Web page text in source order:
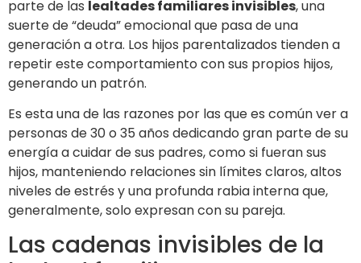
parte de las lealtades familiares invisibles, una
suerte de “deuda” emocional que pasa de una
generación a otra. Los hijos parentalizados tienden a
repetir este comportamiento con sus propios hijos,
generando un patrón.
Es esta una de las razones por las que es común ver a
personas de 30 o 35 años dedicando gran parte de su
energía a cuidar de sus padres, como si fueran sus
hijos, manteniendo relaciones sin límites claros, altos
niveles de estrés y una profunda rabia interna que,
generalmente, solo expresan con su pareja.
Las cadenas invisibles de la